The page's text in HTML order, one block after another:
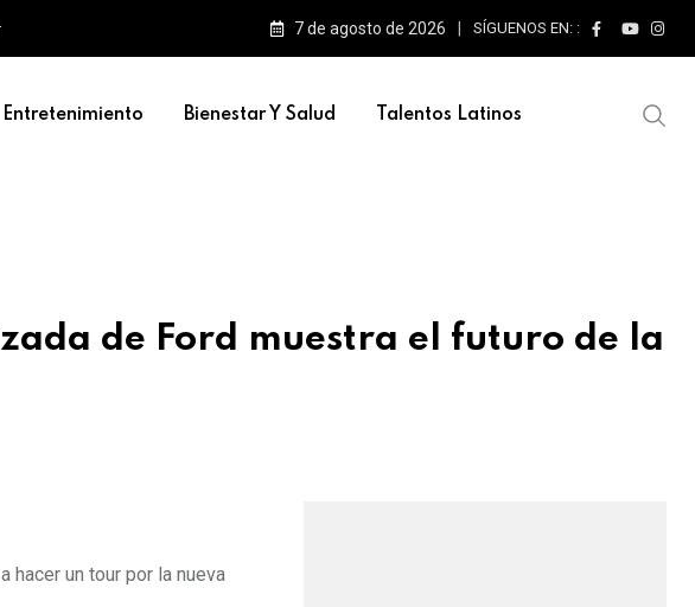
7 de agosto de 2026 SÍGUENOS EN: :
Entretenimiento Bienestar Y Salud Talentos Latinos
de Ford muestra el futuro de la
hacer un tour por la nueva